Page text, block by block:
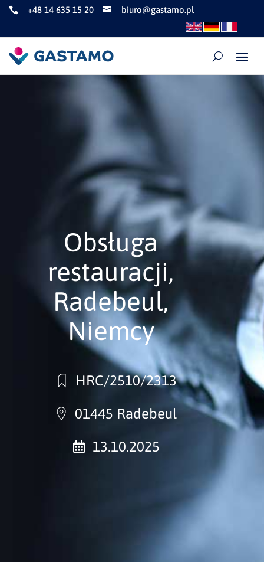
 +48 14 635 15 20  biuro@gastamo.pl
Obsługa
restauracji,
Radebeul,
Niemcy
HRC/2510/2313
01445 Radebeul
13.10.2025